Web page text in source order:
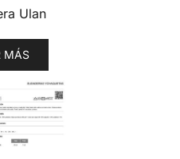
Ulan
MÁS